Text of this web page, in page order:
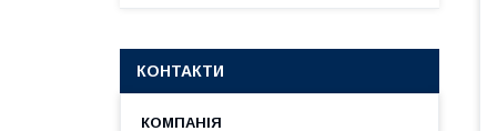
КОНТАКТИ